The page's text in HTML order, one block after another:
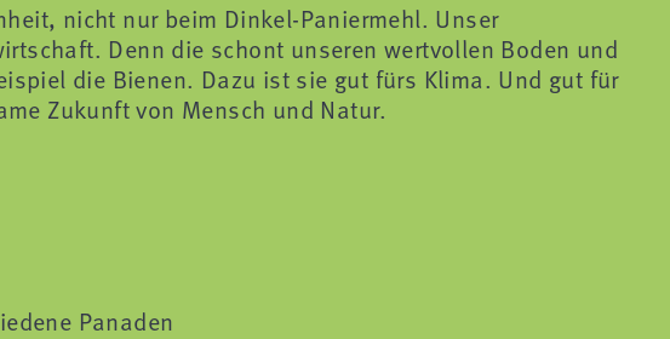
nicht nur beim Dinkel-Paniermehl. Unser
Denn die schont unseren wertvollen Boden und
die Bienen. Dazu ist sie gut fürs Klima. Und gut für
Zukunft von Mensch und Natur.
Panaden